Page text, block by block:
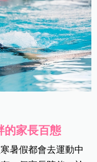
的家長百態
暑假都會去運動中